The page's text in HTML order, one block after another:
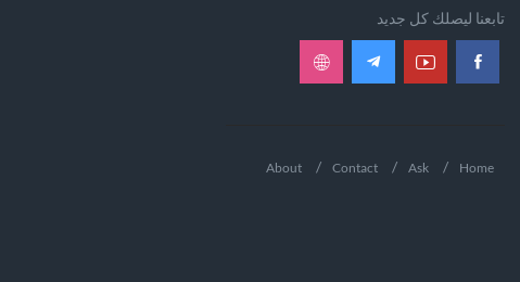
تابعنا ليصلك كل جديد
Home
Ask
Contact
About